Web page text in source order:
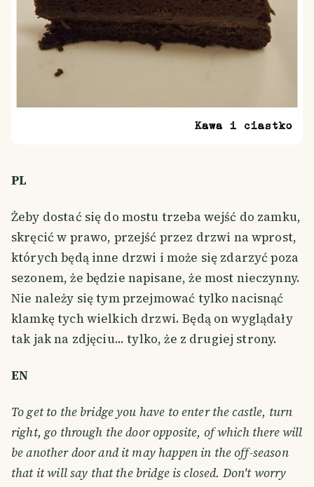
PL
Żeby dostać się do mostu trzeba wejść do zamku,
skręcić w prawo, przejść przez drzwi na wprost,
których będą inne drzwi i może się zdarzyć poza
sezonem, że będzie napisane, że most nieczynny.
Nie należy się tym przejmować tylko nacisnąć
klamkę tych wielkich drzwi. Będą on wyglądały
tak jak na zdjęciu... tylko, że z drugiej strony.
EN
To get to the bridge you have to enter the castle, turn
right, go through the door opposite, of which there will
be another door and it may happen in the off-season
that it will say that the bridge is closed. Don't worry